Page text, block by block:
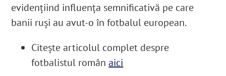
evidențiind influența semnificativă pe care
banii ruși au avut-o în fotbalul european.
Citește articolul complet despre
fotbalistul românaici